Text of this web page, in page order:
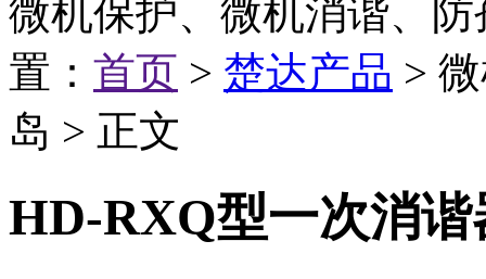
微机保护、微机消谐、防
置： 首页 > 楚达产品 >
岛 > 正文
HD-RXQ型一次消谐